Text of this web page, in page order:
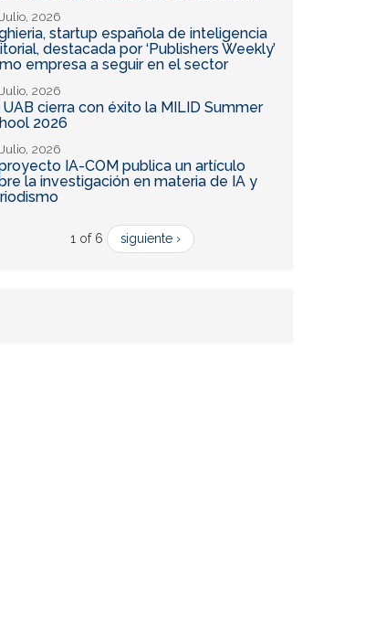
2026
startup española de inteligencia
destacada por ‘Publishers Weekly’
empresa a seguir en el sector
2026
UAB cierra con éxito la MILID Summer
2026
2026
IA-COM publica un artículo
la investigación en materia de IA y
1 of 6 siguiente ›